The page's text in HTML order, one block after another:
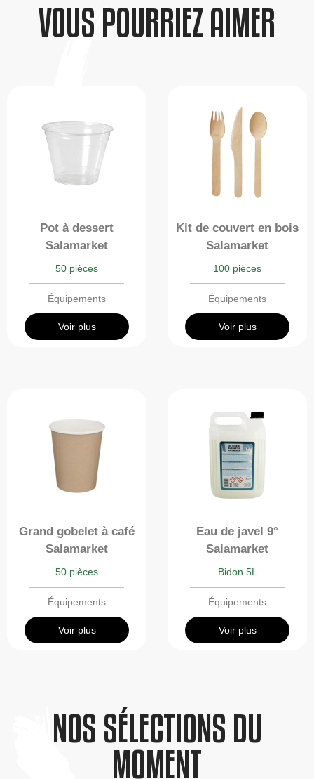
VOUS POURRIEZ AIMER
Pot à dessert
Salamarket
50 pièces
Équipements
Voir plus
Kit de couvert en bois
Salamarket
100 pièces
Équipements
Voir plus
Grand gobelet à café
Salamarket
50 pièces
Équipements
Voir plus
Eau de javel 9°
Salamarket
Bidon 5L
Équipements
Voir plus
NOS SÉLECTIONS DU
MOMENT